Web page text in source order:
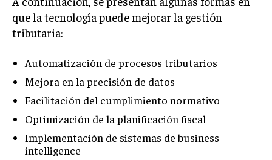
corporativas hasta tendencias innovadoras. Creo firmemente en
el periodismo como motor de cambio, manteniendo a la
sociedad actualizada y proactiva.
Infórmate aquí.
que la tecnología puede mejorar la gestión
tributaria:
Automatización de procesos tributarios
Mejora en la precisión de datos
Facilitación del cumplimiento normativo
Optimización de la planificación fiscal
Implementación de sistemas de business
intelligence